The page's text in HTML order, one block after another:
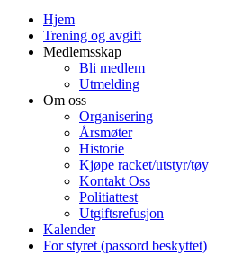
Hjem
Trening og avgift
Medlemsskap
Bli medlem
Utmelding
Om oss
Organisering
Årsmøter
Historie
Kjøpe racket/utstyr/tøy
Kontakt Oss
Politiattest
Utgiftsrefusjon
Kalender
For styret (passord beskyttet)